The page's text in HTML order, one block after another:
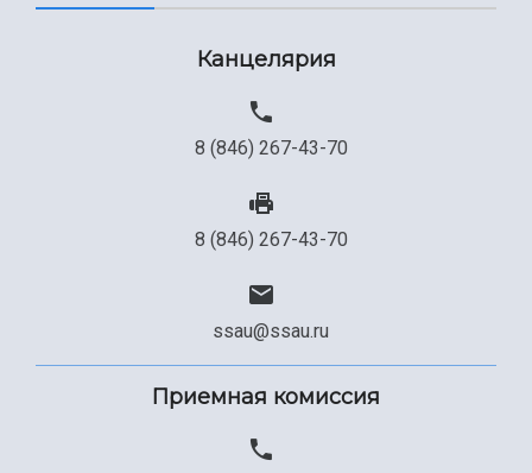
Канцелярия
8 (846) 267-43-70
8 (846) 267-43-70
ssau@ssau.ru
Приемная комиссия